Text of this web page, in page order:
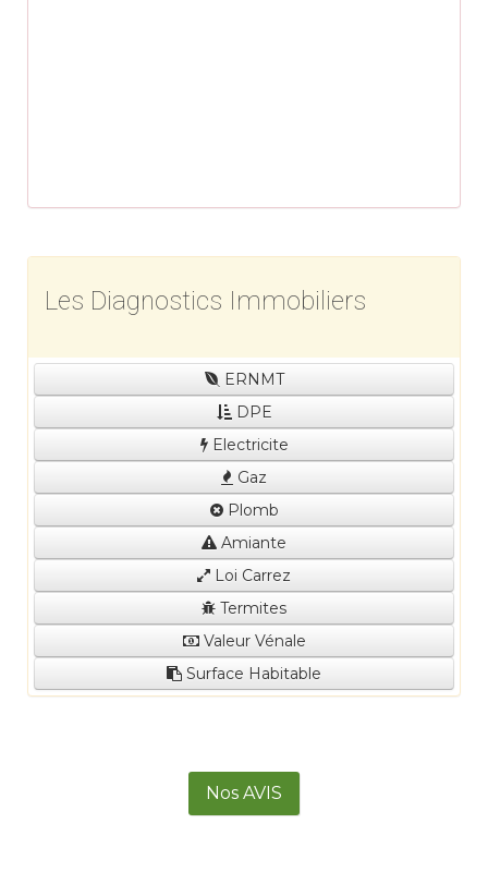
Les Diagnostics Immobiliers
ERNMT
DPE
Electricite
Gaz
Plomb
Amiante
Loi Carrez
Termites
Valeur Vénale
Surface Habitable
Nos AVIS